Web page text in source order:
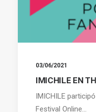
03/06/2021
IMICHILE EN
IMICHILE
Festival Online…